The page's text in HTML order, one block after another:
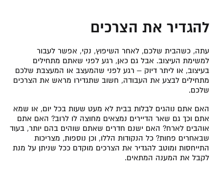
להגדיר את הצרכים
עתה, כשהבית שלכם, לאחר השיפוץ, נקי, אפשר לעבור
למשימת העיצוב. אבל גם כאן, רגע לפני שאתם מתחילים
בעיצוב, או ליתר דיוק – רגע לפני שהמעצב או המעצבת שלכם
מתחילים לבצע את העבודה, חשוב שתגדירו מראש את הצרכים
שלכם.
האם אתם נוהגים לבלות בבית לא מעט שעות בכל יום, או שמא
אתם וכך גם שאר הדיירים נמצאים מחוצה לו לרוב? האם אתם
אוהבים לארח? האם ישנם חדרים שאתם שוהים בהם יותר, בעוד
שבאחרים פחות? כל הנקודות הללו, וכן נוספות, מצריכות
התייחסות ומוטב להגדיר את הצרכים מוקדם ככל שניתן על מנת
לקבל את המענה המתאים.